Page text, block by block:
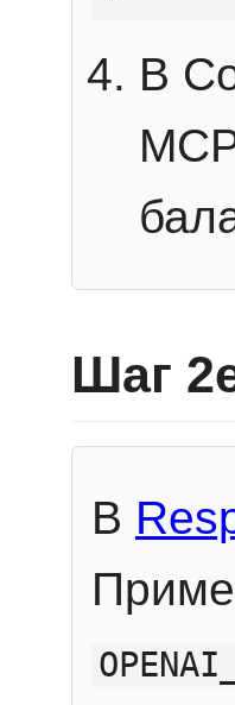
В
Шаг
В